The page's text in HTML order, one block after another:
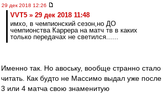
29 дек 2018 12:26
VVT5 » 29 дек 2018 11:48
имхо, в чемпионский сезон,но ДО
чемпионства Каррера на матч тв в каких
только передачах не светился......
Именно так. Но авоську, вообще странно стало
читать. Как будто не Массимо выдал уже после
3 или 4 матча свою знаменитую